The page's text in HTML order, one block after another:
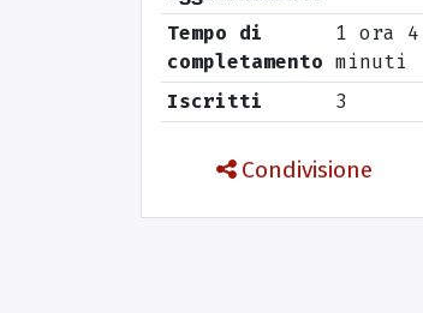
Tempo di
completamento
1 ora 4
minuti
Iscritti
3
Condivisione